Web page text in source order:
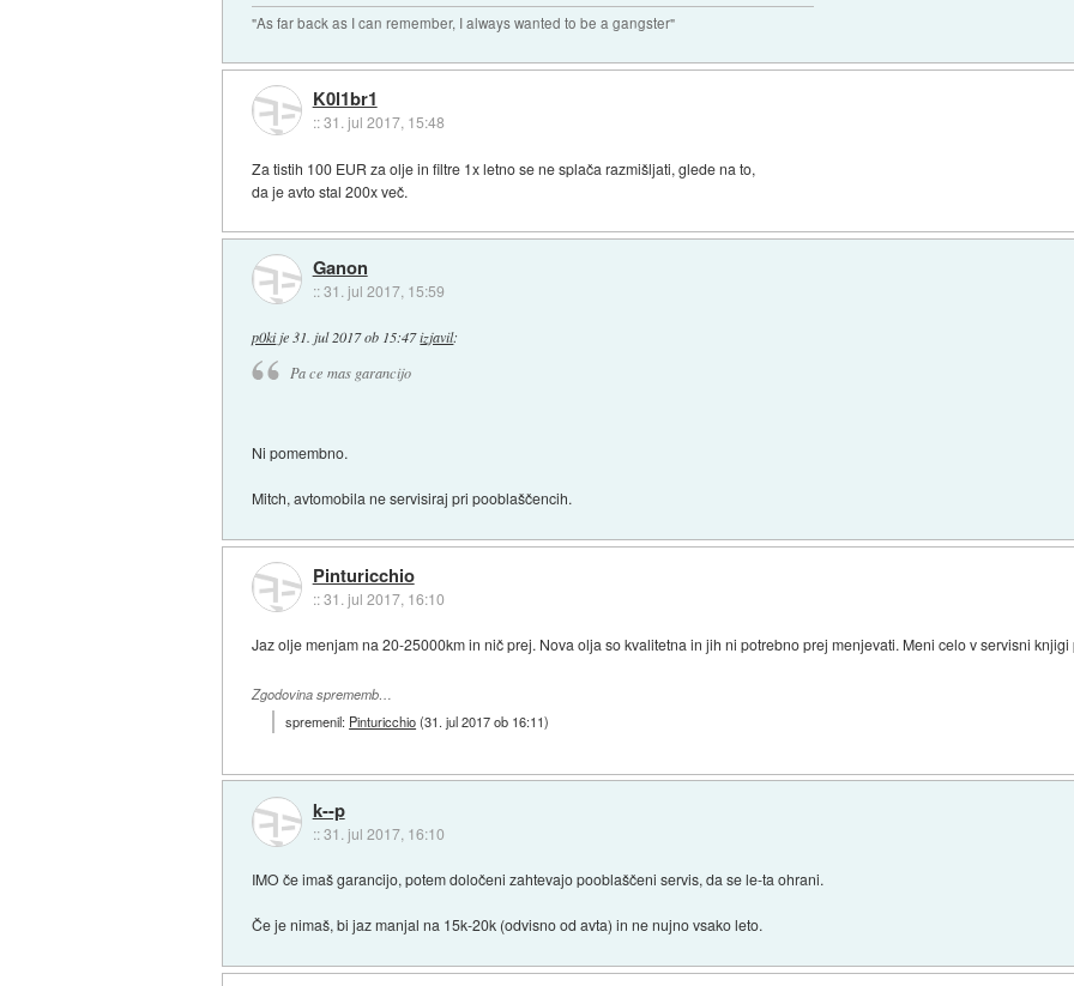
"As far back as I can remember, I always wanted to be a gangster"
K0l1br1
::31. jul 2017, 15:48
Za tistih 100 EUR za olje in filtre 1x letno se ne splača razmišljati, glede na to,
da je avto stal 200x več.
Ganon
::31. jul 2017, 15:59
p0kije 31. jul 2017 ob 15:47izjavil:
Pa ce mas garancijo
Ni pomembno.
Mitch, avtomobila ne servisiraj pri pooblaščencih.
Pinturicchio
::31. jul 2017, 16:10
Jaz olje menjam na 20-25000km in nič prej. Nova olja so kvalitetna in jih ni potrebno prej menjevati. Meni celo v servisni
Zgodovina sprememb…
spremenil: Pinturicchio(31. jul 2017 ob 16:11)
k--p
::31. jul 2017, 16:10
IMO če imaš garancijo, potem določeni zahtevajo pooblaščeni servis, da se le-ta ohrani.
Če je nimaš, bi jaz manjal na 15k-20k (odvisno od avta) in ne nujno vsako leto.